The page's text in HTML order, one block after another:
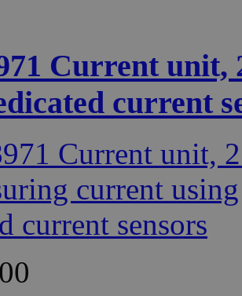
Current unit,
current